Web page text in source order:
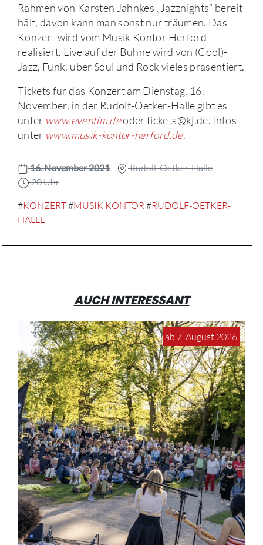
Rahmen von Karsten Jahnkes „Jazznights“ bereit
hält, davon kann man sonst nur träumen. Das
Konzert wird vom Musik Kontor Herford
realisiert. Live auf der Bühne wird von (Cool)-
Jazz, Funk, über Soul und Rock vieles präsentiert.
Tickets für das Konzert am Dienstag, 16.
November, in der Rudolf-Oetker-Halle gibt es
unter www.eventim.deoder tickets@kj.de. Infos
unter www.musik-kontor-herford.de.
16. November 2021
Rudolf-Oetker-Halle
20 Uhr
#KONZERT#MUSIK KONTOR#RUDOLF-OETKER-
HALLE
AUCH INTERESSANT
ab 7. August 2026